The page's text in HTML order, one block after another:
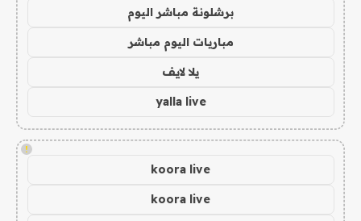
برشلونة مباشر اليوم
مباريات اليوم مباشر
يلا لايف
yalla live
!
koora live
koora live